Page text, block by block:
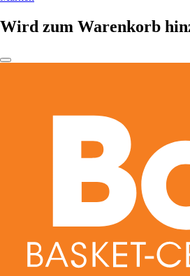
Wird zum Warenkorb